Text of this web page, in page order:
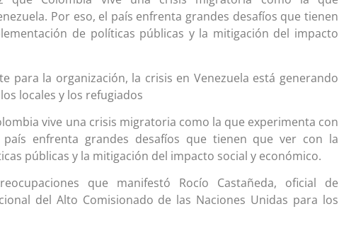
Por eso, el país enfrenta grandes desafíos que tienen
de políticas públicas y la mitigación del impacto
para la organización, la crisis en Venezuela está generando
locales y los refugiados
vive una crisis migratoria como la que experimenta con
país enfrenta grandes desafíos que tienen que ver con la
públicas y la mitigación del impacto social y económico.
que manifestó Rocío Castañeda, oficial de
del Alto Comisionado de las Naciones Unidas para los